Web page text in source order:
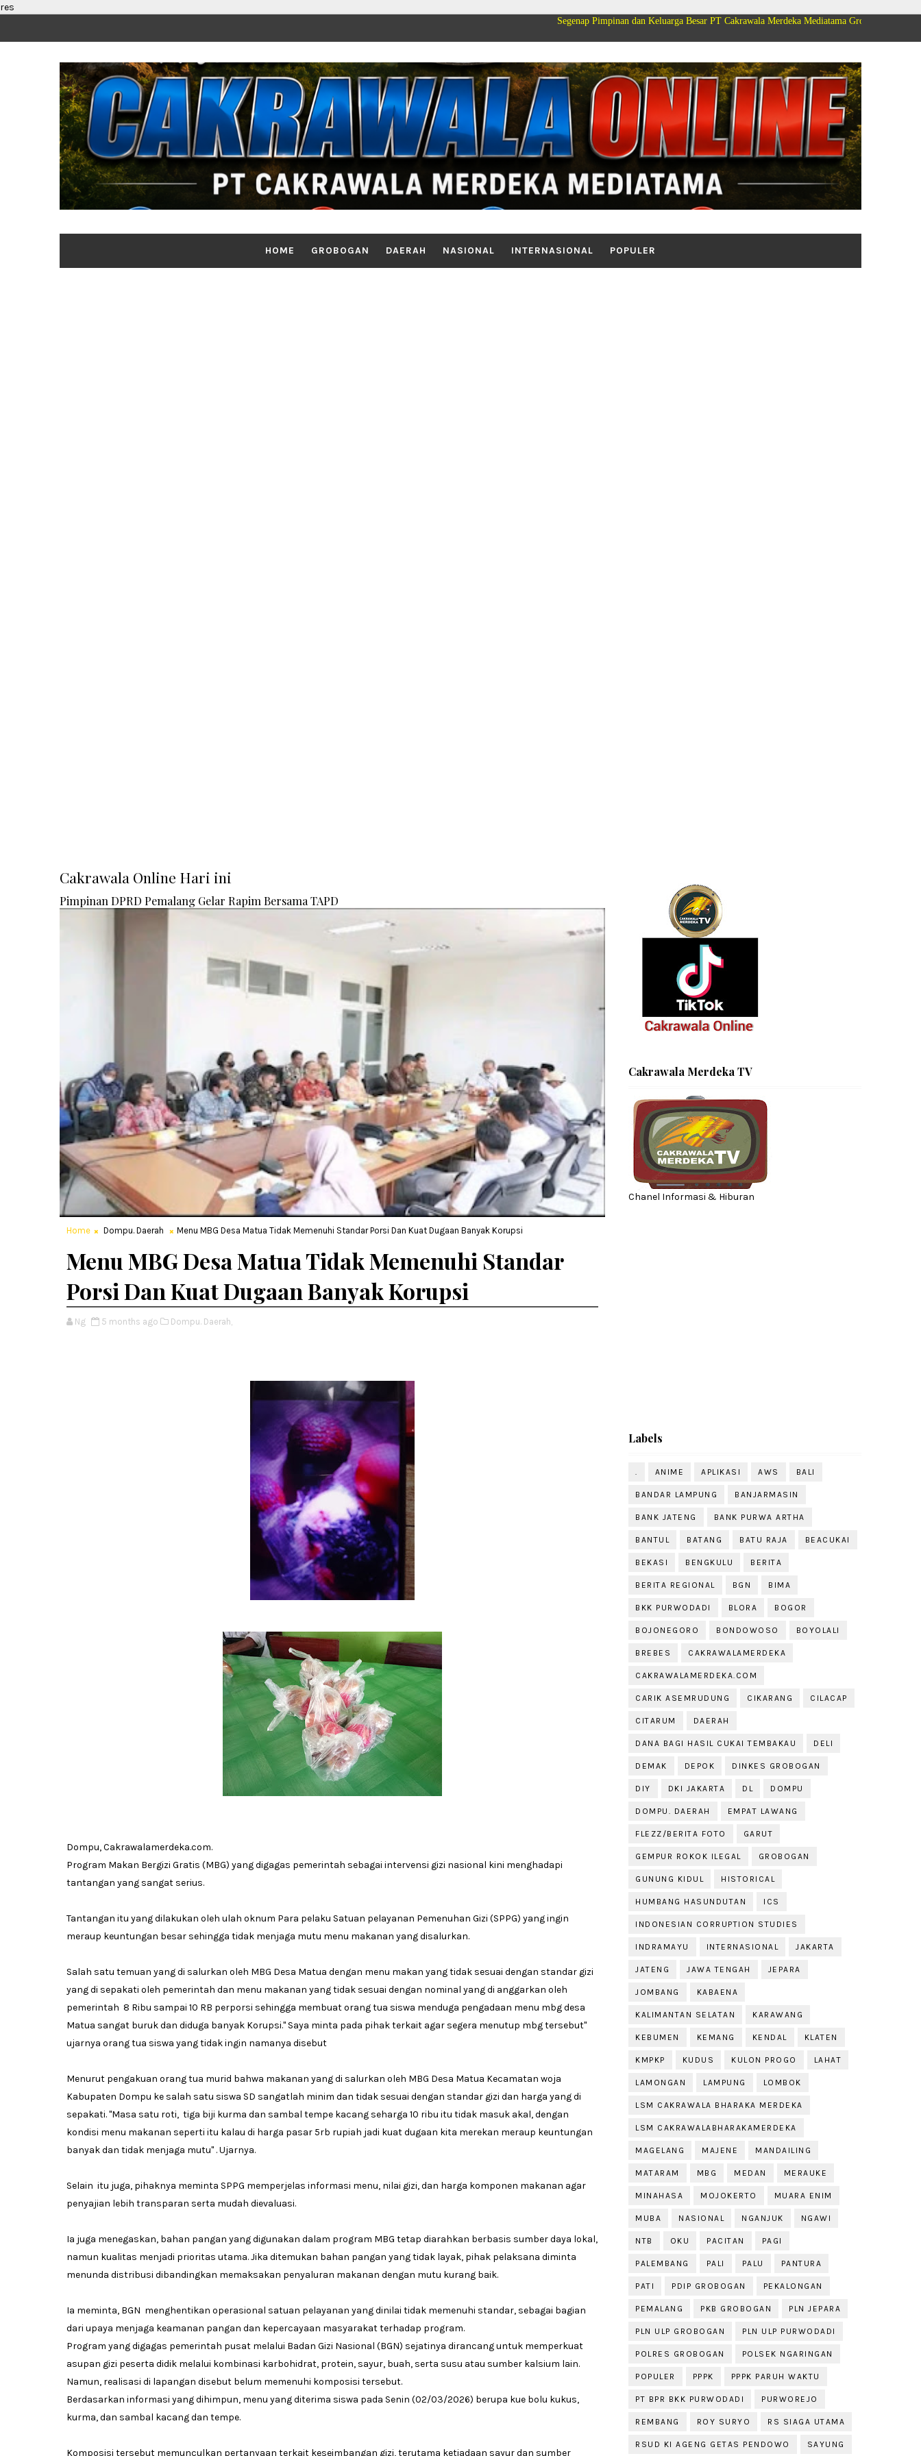
res
Segenap Pimpinan dan Keluarga Besar PT Cakrawala Merdeka Mediatama Group Mengucapkan Selamat
HOME GROBOGAN DAERAH NASIONAL INTERNASIONAL POPULER
Cakrawala Online Hari ini
Pimpinan DPRD Pemalang Gelar Rapim Bersama TAPD
Home Dompu. Daerah Menu MBG Desa Matua Tidak Memenuhi Standar Porsi Dan Kuat Dugaan Banyak Korupsi
Menu MBG Desa Matua Tidak Memenuhi Standar
Porsi Dan Kuat Dugaan Banyak Korupsi
Ng 5 months ago Dompu. Daerah,
Dompu, Cakrawalamerdeka.com.
Program Makan Bergizi Gratis (MBG) yang digagas pemerintah sebagai intervensi gizi nasional kini menghadapi
tantangan yang sangat serius.
Tantangan itu yang dilakukan oleh ulah oknum Para pelaku Satuan pelayanan Pemenuhan Gizi (SPPG) yang ingin
meraup keuntungan besar sehingga tidak menjaga mutu menu makanan yang disalurkan.
Salah satu temuan yang di salurkan oleh MBG Desa Matua dengan menu makan yang tidak sesuai dengan standar gizi
yang di sepakati oleh pemerintah dan menu makanan yang tidak sesuai dengan nominal yang di anggarkan oleh
pemerintah 8 Ribu sampai 10 RB perporsi sehingga membuat orang tua siswa menduga pengadaan menu mbg desa
Matua sangat buruk dan diduga banyak Korupsi." Saya minta pada pihak terkait agar segera menutup mbg tersebut"
ujarnya orang tua siswa yang tidak ingin namanya disebut
Menurut pengakuan orang tua murid bahwa makanan yang di salurkan oleh MBG Desa Matua Kecamatan woja
Kabupaten Dompu ke salah satu siswa SD sangatlah minim dan tidak sesuai dengan standar gizi dan harga yang di
sepakati. "Masa satu roti, tiga biji kurma dan sambal tempe kacang seharga 10 ribu itu tidak masuk akal, dengan
kondisi menu makanan seperti itu kalau di harga pasar 5rb rupiah jadi kuat dugaan kita merekan meraup keuntungan
banyak dan tidak menjaga mutu" . Ujarnya.
Selain itu juga, pihaknya meminta SPPG memperjelas informasi menu, nilai gizi, dan harga komponen makanan agar
penyajian lebih transparan serta mudah dievaluasi.
Ia juga menegaskan, bahan pangan yang digunakan dalam program MBG tetap diarahkan berbasis sumber daya lokal,
namun kualitas menjadi prioritas utama. Jika ditemukan bahan pangan yang tidak layak, pihak pelaksana diminta
menunda distribusi dibandingkan memaksakan penyaluran makanan dengan mutu kurang baik.
Ia meminta, BGN menghentikan operasional satuan pelayanan yang dinilai tidak memenuhi standar, sebagai bagian
dari upaya menjaga keamanan pangan dan kepercayaan masyarakat terhadap program.
Program yang digagas pemerintah pusat melalui Badan Gizi Nasional (BGN) sejatinya dirancang untuk memperkuat
asupan gizi peserta didik melalui kombinasi karbohidrat, protein, sayur, buah, serta susu atau sumber kalsium lain.
Namun, realisasi di lapangan disebut belum memenuhi komposisi tersebut.
Berdasarkan informasi yang dihimpun, menu yang diterima siswa pada Senin (02/03/2026) berupa kue bolu kukus,
kurma, dan sambal kacang dan tempe.
Komposisi tersebut memunculkan pertanyaan terkait keseimbangan gizi, terutama ketiadaan sayur dan sumber
Cakrawala Merdeka TV
Chanel Informasi & Hiburan
Labels
. ANIME APLIKASI AWS BALI
BANDAR LAMPUNG BANJARMASIN
BANK JATENG BANK PURWA ARTHA
BANTUL BATANG BATU RAJA BEACUKAI
BEKASI BENGKULU BERITA
BERITA REGIONAL BGN BIMA
BKK PURWODADI BLORA BOGOR
BOJONEGORO BONDOWOSO BOYOLALI
BREBES CAKRAWALAMERDEKA
CAKRAWALAMERDEKA.COM
CARIK ASEMRUDUNG CIKARANG CILACAP
CITARUM DAERAH
DANA BAGI HASIL CUKAI TEMBAKAU DELI
DEMAK DEPOK DINKES GROBOGAN
DIY DKI JAKARTA DL DOMPU
DOMPU. DAERAH EMPAT LAWANG
FLEZZ/BERITA FOTO GARUT
GEMPUR ROKOK ILEGAL GROBOGAN
GUNUNG KIDUL HISTORICAL
HUMBANG HASUNDUTAN ICS
INDONESIAN CORRUPTION STUDIES
INDRAMAYU INTERNASIONAL JAKARTA
JATENG JAWA TENGAH JEPARA
JOMBANG KABAENA
KALIMANTAN SELATAN KARAWANG
KEBUMEN KEMANG KENDAL KLATEN
KMPKP KUDUS KULON PROGO LAHAT
LAMONGAN LAMPUNG LOMBOK
LSM CAKRAWALA BHARAKA MERDEKA
LSM CAKRAWALABHARAKAMERDEKA
MAGELANG MAJENE MANDAILING
MATARAM MBG MEDAN MERAUKE
MINAHASA MOJOKERTO MUARA ENIM
MUBA NASIONAL NGANJUK NGAWI
NTB OKU PACITAN PAGI
PALEMBANG PALI PALU PANTURA
PATI PDIP GROBOGAN PEKALONGAN
PEMALANG PKB GROBOGAN PLN JEPARA
PLN ULP GROBOGAN PLN ULP PURWODADI
POLRES GROBOGAN POLSEK NGARINGAN
POPULER PPPK PPPK PARUH WAKTU
PT BPR BKK PURWODADI PURWOREJO
REMBANG ROY SURYO RS SIAGA UTAMA
RSUD KI AGENG GETAS PENDOWO SAYUNG